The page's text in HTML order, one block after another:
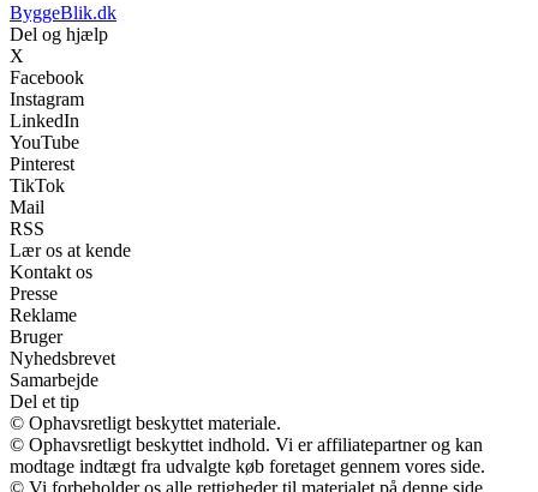
ByggeBlik.dk
Del og hjælp
X
Facebook
Instagram
LinkedIn
YouTube
Pinterest
TikTok
Mail
RSS
Lær os at kende
Kontakt os
Presse
Reklame
Bruger
Nyhedsbrevet
Samarbejde
Del et tip
© Ophavsretligt beskyttet materiale.
© Ophavsretligt beskyttet indhold. Vi er affiliatepartner og kan
modtage indtægt fra udvalgte køb foretaget gennem vores side.
© Vi forbeholder os alle rettigheder til materialet på denne side.